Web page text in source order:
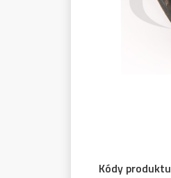
Kódy produktu